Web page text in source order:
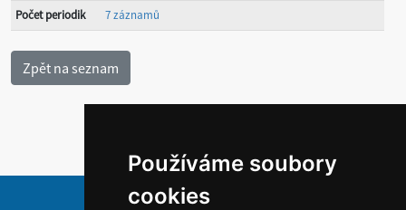
Používáme soubory
cookies
Počet periodik 7 záznamů